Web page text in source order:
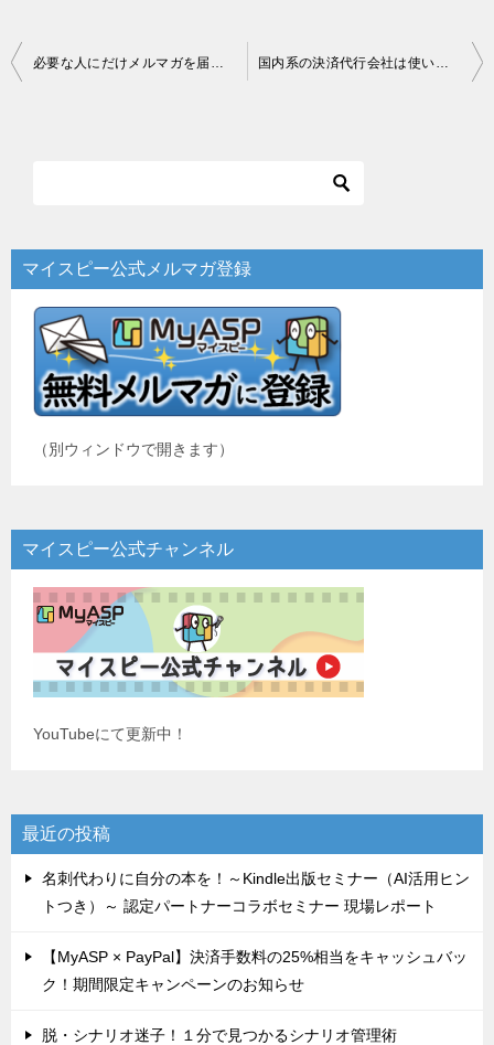
投
ー
シ
マイスピー公式メルマガ登録
（別ウィンドウで開きます）
マイスピー公式チャンネル
YouTubeにて更新中！
最近の投稿
名刺代わりに自分の本を！～Kindle出版セミナー（AI活用ヒン
トつき）～ 認定パートナーコラボセミナー 現場レポート
【MyASP × PayPal】決済手数料の25%相当をキャッシュバッ
ク！期間限定キャンペーンのお知らせ
脱・シナリオ迷子！１分で見つかるシナリオ管理術